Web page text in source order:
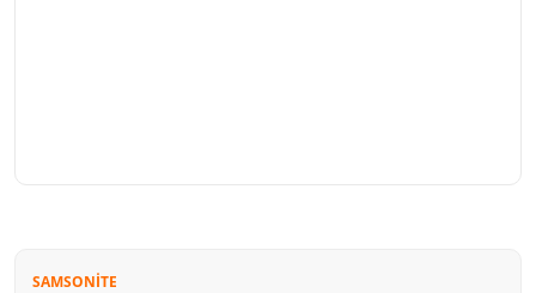
SAMSONITE